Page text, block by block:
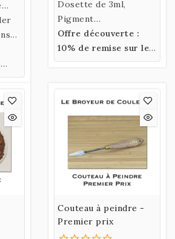
Dosette de 3ml,
Pigment
DAMOUR Potentille
Offre découverte :
10% de remise sur les
pigments DAMOUR
Couteau à peindre -
Premier prix